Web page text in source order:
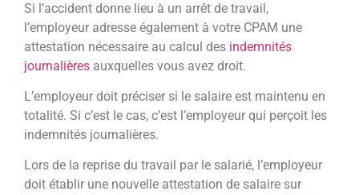
Si l’accident donne lieu à un arrêt de travail,
l’employeur adresse également à votre CPAM une
attestation nécessaire au calcul des indemnités
journalières auxquelles vous avez droit.
L’employeur doit préciser si le salaire est maintenu en
totalité. Si c’est le cas, c’est l’employeur qui perçoit les
indemnités journalières.
Lors de la reprise du travail par le salarié, l’employeur
doit établir une nouvelle attestation de salaire sur